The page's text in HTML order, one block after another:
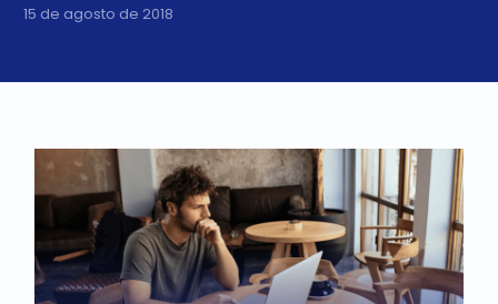
15 de agosto de 2018